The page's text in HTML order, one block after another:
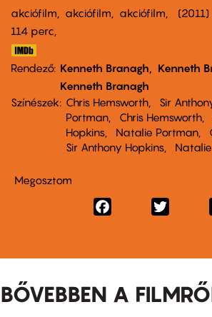
akciófilm akciófilm akciófilm
2011
114 perc,
Rendező Kenneth Branagh
Kenneth
Kenneth Branagh
Színészek
Chris Hemsworth Sir
Portman
Chris Hemsworth
Hopkins
Natalie Portman
Sir Anthony Hopkins
Megosztom
Facebook
BŐVEBBEN A